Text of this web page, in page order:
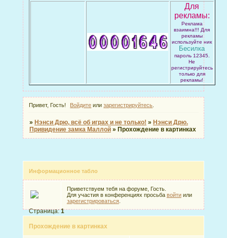
Для
рекламы:
Реклама
взаимна!!! Для
рекламы
используйте ник
Бесилка
пароль 12345.
Не
регистрируйтесь
только для
рекламы!
Привет, Гость! Войдите илизарегистрируйтесь
» Нэнси Дрю, всё об играх и не только! » Нэнси Дрю.
Привидение замка Маллой » Прохождение в картинках
Информационное табло
Приветствуем тебя на форуме, Гость.
Для участия в конференциях просьба войтиили
зарегистрироваться.
Прохождение в картинках
Страница:1